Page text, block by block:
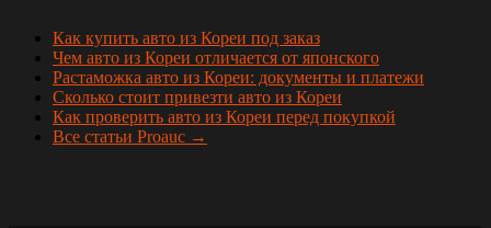
Как купить авто из Кореи под заказ
Чем авто из Кореи отличается от японского
Растаможка авто из Кореи: документы и платежи
Сколько стоит привезти авто из Кореи
Как проверить авто из Кореи перед покупкой
Все статьи Proauc →